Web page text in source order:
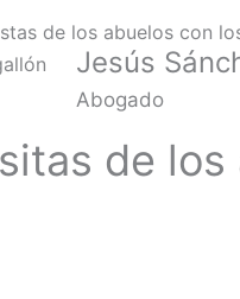
Jesús
Abogado
de los